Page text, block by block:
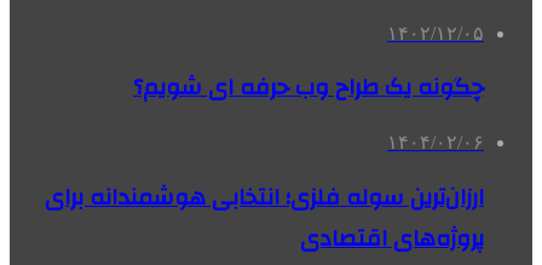
۱۴۰۲/۱۲/۰۵
چگونه یک طراح وب حرفه ای شویم؟
۱۴۰۴/۰۲/۰۶
ارزان‌ترین سوله فلزی؛ انتخابی هوشمندانه برای
پروژه‌های اقتصادی